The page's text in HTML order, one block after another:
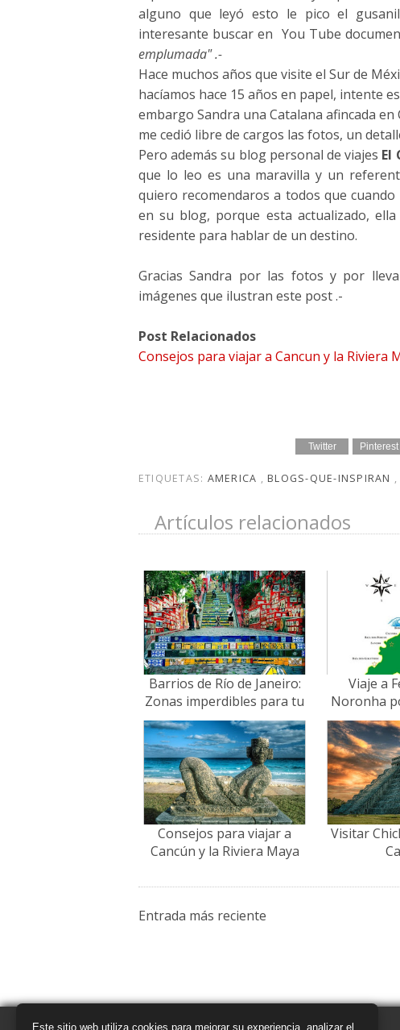
alguno que leyó esto le pico el
interesante buscar en You Tube
emplumada" .-
Hace muchos años que visite el Sur de
hacíamos hace 15 años en papel, intente
embargo Sandra una Catalana afincada en
me cedió libre de cargos las fotos, un
Pero además su blog personal de viajes El
que lo leo es una maravilla y un
quiero recomendaros a todos que
en su blog, porque esta actualizado,
residente para hablar de un destino.
Gracias Sandra por las fotos y por
imágenes que ilustran este post .-
Post Relacionados
Consejos para viajar a Cancun y la Riviera
Twitter Pinterest
ETIQUETAS: AMERICA , BLOGS-QUE-INSPIRAN ,
Artículos relacionados
Barrios de Río de Janeiro:
Zonas imperdibles para tu
viaje (con tips 2026)
Viaje a
Noronha
Vuelos,
Consejos para viajar a
Cancún y la Riviera Maya
Visitar
Entrada más reciente
Este sitio web utiliza cookies para mejorar su experiencia, analizar el